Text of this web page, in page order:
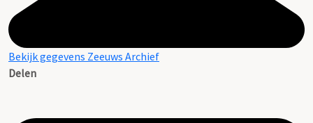
Bekijk gegevens Zeeuws Archief
Delen